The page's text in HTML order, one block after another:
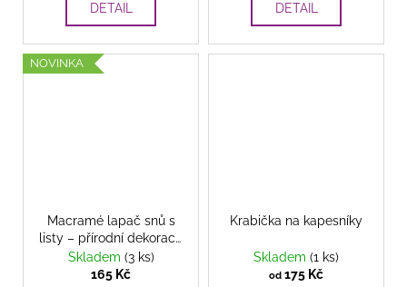
DETAIL DETAIL
NOVINKA
Macramé lapač snů s
listy – přírodní dekorace
pro harmonický domov
v přírodním stylu
Skladem (3 ks)
165 Kč
Krabička na kapesníky
Skladem (1 ks)
od 175 Kč